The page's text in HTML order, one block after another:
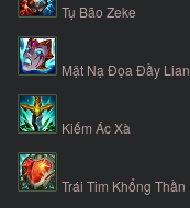
Tụ Bão Zeke
Mặt Nạ Đọa Đầy
Kiếm Ác Xà
Trái Tim Khổng Thần